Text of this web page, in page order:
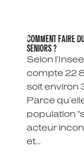
COMMENT FAIRE
SENIORS ?
Selon
compte 22
soit environ
Parce
population
acteur
et...